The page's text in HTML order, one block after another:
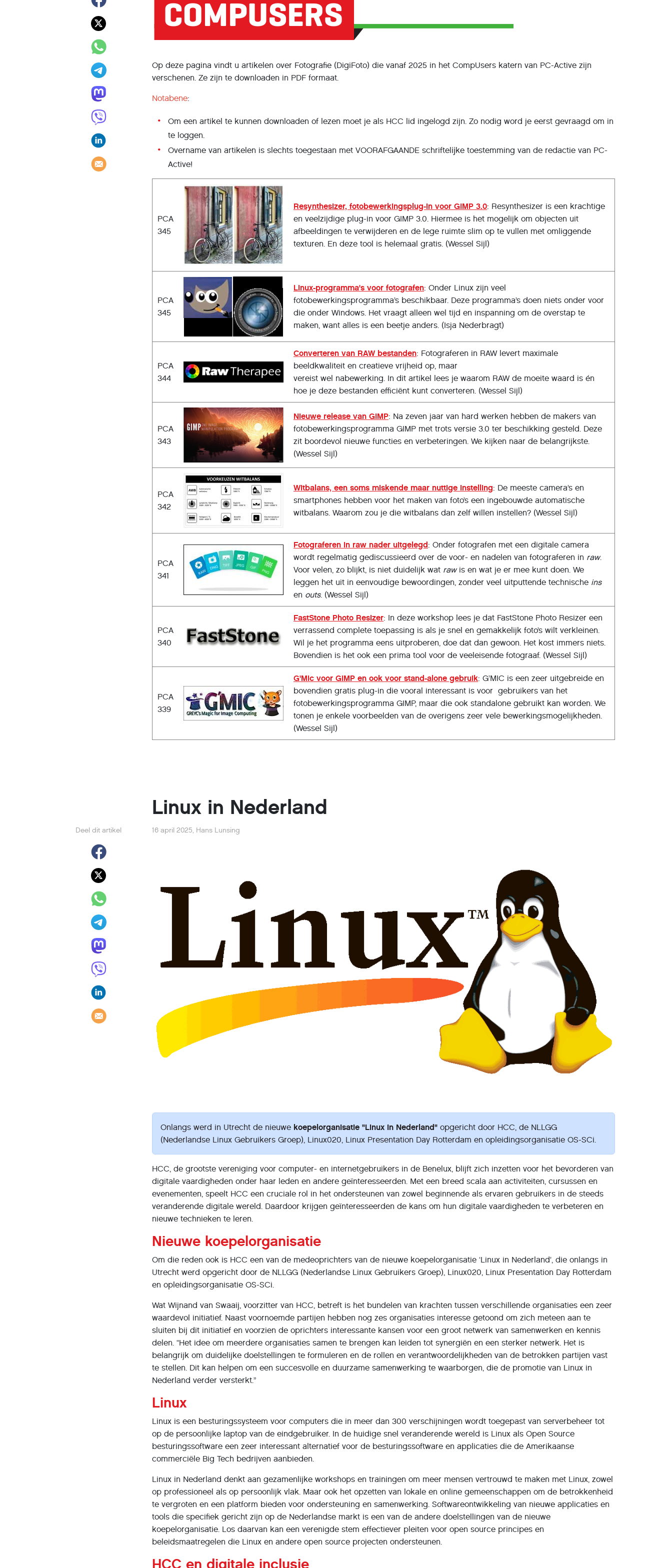
Op deze pagina vindt u artikelen over Fotografie (DigiFoto) die vanaf 2025 in het CompUsers katern van PC-Active zijn
verschenen. Ze zijn te downloaden in PDF formaat.
Notabene:
Om een artikel te kunnen downloaden of lezen moet je als HCC lid ingelogd zijn. Zo nodig word je eerst gevraagd om in
te loggen.
Overname van artikelen is slechts toegestaan met VOORAFGAANDE schriftelĳke toestemming van de redactie van PC-
Active!
PCA
345
Resynthesizer, fotobewerkingsplug-in voor GIMP 3.0: Resynthesizer is een krachtige
en veelzijdige plug-in voor GIMP 3.0. Hiermee is het mogelijk om objecten uit
afbeeldingen te verwijderen en de lege ruimte slim op te vullen met omliggende
texturen. En deze tool is helemaal gratis. (Wessel Sijl)
PCA
345
Linux-programma's voor fotografen: Onder Linux zijn veel
fotobewerkingsprogramma’s beschikbaar. Deze programma’s doen niets onder voor
die onder Windows. Het vraagt alleen wel tijd en inspanning om de overstap te
maken, want alles is een beetje anders. (Isja Nederbragt)
PCA
344
Converteren van RAW bestanden: Fotograferen in RAW levert maximale
beeldkwaliteit en creatieve vrijheid op, maar
vereist wel nabewerking. In dit artikel lees je waarom RAW de moeite waard is én
hoe je deze bestanden efficiënt kunt converteren. (Wessel Sijl)
PCA
343
Nieuwe release van GIMP: Na zeven jaar van hard werken hebben de makers van
fotobewerkingsprogramma GIMP met trots versie 3.0 ter beschikking gesteld. Deze
zit boordevol nieuwe functies en verbeteringen. We kijken naar de belangrijkste.
(Wessel Sijl)
PCA
342
Witbalans, een soms miskende maar nuttige instelling: De meeste camera’s en
smartphones hebben voor het maken van foto’s een ingebouwde automatische
witbalans. Waarom zou je die witbalans dan zelf willen instellen? (Wessel Sijl)
PCA
341
Fotograferen in raw nader uitgelegd: Onder fotografen met een digitale camera
wordt regelmatig gediscussieerd over de voor- en nadelen van fotograferen in raw.
Voor velen, zo blijkt, is niet duidelijk wat rawis en wat je er mee kunt doen. We
leggen het uit in eenvoudige bewoordingen, zonder veel uitputtende technische ins
en outs. (Wessel Sijl)
PCA
340
FastStone Photo Resizer: In deze workshop lees je dat FastStone Photo Resizer een
verrassend complete toepassing is als je snel en gemakkelijk foto’s wilt verkleinen.
Wil je het programma eens uitproberen, doe dat dan gewoon. Het kost ­immers niets.
Bovendien is het ook een prima tool voor de veeleisende fotograaf. (Wessel Sijl)
PCA
339
G'Mic voor GIMP en ook voor stand-alone gebruik: G’MIC is een zeer uitgebreide en
bovendien gratis plug-in die vooral interessant is voor gebruikers van het
fotobewerkingsprogramma GIMP, maar die ook standalone gebruikt kan worden. We
tonen je enkele voorbeelden van de overigens zeer vele bewerkingsmogelijkheden.
(Wessel Sijl)
Linux in Nederland
Deel dit artikel 16 april 2025, Hans Lunsing
Onlangs werd in Utrecht de nieuwe koepelorganisatie "Linux in Nederland" opgericht door HCC, de NLLGG
(Nederlandse Linux Gebruikers Groep), Linux020, Linux Presentation Day Rotterdam en opleidingsorganisatie OS-SCi.
HCC, de grootste vereniging voor computer- en internetgebruikers in de Benelux, blijft zich inzetten voor het bevorderen van
digitale vaardigheden onder haar leden en andere geïnteresseerden. Met een breed scala aan activiteiten, cursussen en
evenementen, speelt HCC een cruciale rol in het ondersteunen van zowel beginnende als ervaren gebruikers in de steeds
veranderende digitale wereld. Daardoor krijgen geïnteresseerden de kans om hun digitale vaardigheden te verbeteren en
nieuwe technieken te leren.
Nieuwe koepelorganisatie
Om die reden ook is HCC een van de medeoprichters van de nieuwe koepelorganisatie ‘Linux in Nederland’, die onlangs in
Utrecht werd opgericht door de NLLGG (Nederlandse Linux Gebruikers Groep), Linux020, Linux Presentation Day Rotterdam
en opleidingsorganisatie OS-SCi.
Wat Wijnand van Swaaij, voorzitter van HCC, betreft is het bundelen van krachten tussen verschillende organisaties een zeer
waardevol initiatief. Naast voornoemde partijen hebben nog zes organisaties interesse getoond om zich meteen aan te
sluiten bij dit initiatief en voorzien de oprichters interessante kansen voor een groot netwerk van samenwerken en kennis
delen. “Het idee om meerdere organisaties samen te brengen kan leiden tot synergiën en een sterker netwerk. Het is
belangrijk om duidelijke doelstellingen te formuleren en de rollen en verantwoordelijkheden van de betrokken partijen vast
te stellen. Dit kan helpen om een succesvolle en duurzame samenwerking te waarborgen, die de promotie van Linux in
Nederland verder versterkt.”
Linux
Linux is een besturingssysteem voor computers die in meer dan 300 verschijningen wordt toegepast van serverbeheer tot
op de persoonlijke laptop van de eindgebruiker. In de huidige snel veranderende wereld is Linux als Open Source
besturingssoftware een zeer interessant alternatief voor de besturingssoftware en applicaties die de Amerikaanse
commerciële Big Tech bedrijven aanbieden.
Linux in Nederland denkt aan gezamenlijke workshops en trainingen om meer mensen vertrouwd te maken met Linux, zowel
op professioneel als op persoonlijk vlak. Maar ook het opzetten van lokale en online gemeenschappen om de betrokkenheid
te vergroten en een platform bieden voor ondersteuning en samenwerking. Softwareontwikkeling van nieuwe applicaties en
tools die specifiek gericht zijn op de Nederlandse markt is een van de andere doelstellingen van de nieuwe
koepelorganisatie. Los daarvan kan een verenigde stem effectiever pleiten voor open source principes en
beleidsmaatregelen die Linux en andere open source projecten ondersteunen.
HCC en digitale inclusie